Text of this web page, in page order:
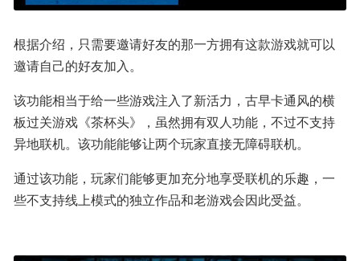
根据介绍，只需要邀请好友的那一方拥有这款游戏就可以
邀请自己的好友加入。
该功能相当于给一些游戏注入了新活力，古早卡通风的横
板过关游戏《茶杯头》，虽然拥有双人功能，不过不支持
异地联机。该功能能够让两个玩家直接无障碍联机。
通过该功能，玩家们能够更加充分地享受联机的乐趣，一
些不支持线上模式的独立作品和老游戏会因此受益。